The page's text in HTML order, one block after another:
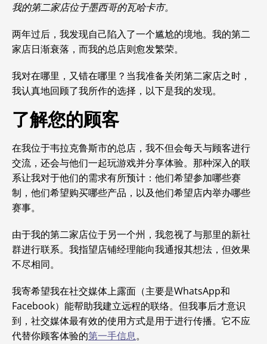
我的第二家店位于墨西哥的瓦哈卡市。
两年过后，我发现自己陷入了一个尴尬的境地。我的第二
家店日渐衰落，而我的总店则愈发繁荣。
我对在哪里，又错在哪里？当我准备关闭第二家店之时，
我认真地回顾了我所作的选择，以下是我的发现。
了解您的顾客
在我位于韦拉克鲁斯市的总店，我不但会每天与顾客进行
交流，还会与他们一起玩游戏并分享体验。那种深入的联
系让我对于他们的需求有所预计：他们希望参加哪些赛
制，他们希望购买哪些产品，以及他们希望店内举办哪些
赛事。
由于我的第二家店位于另一个州，我忽视了与那里的新社
群进行联系。我指望店铺经理能向我通报其想法，但效果
不尽相同。
我寄希望我在社交媒体上露面（主要是WhatsApp和
Facebook）能帮助我建立远程的联络。但我事后才意识
到，社交媒体最有效的使用方式是用于进行传播。它不应
代替你顾客体验的第一手信息。